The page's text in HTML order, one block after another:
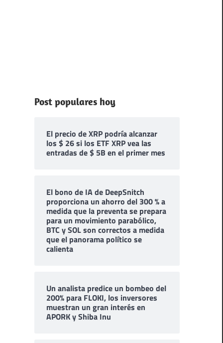
Post populares hoy
El precio de XRP podría alcanzar
los $ 26 si los ETF XRP vea las
entradas de $ 5B en el primer mes
El bono de IA de DeepSnitch
proporciona un ahorro del 300 % a
medida que la preventa se prepara
para un movimiento parabólico,
BTC y SOL son correctos a medida
que el panorama político se
calienta
Un analista predice un bombeo del
200% para FLOKI, los inversores
muestran un gran interés en
APORK y Shiba Inu